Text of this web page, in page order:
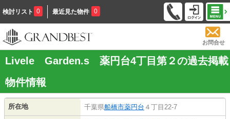
検討リスト 0 最近見た物件 0
お問合せ
Livele Garden.s 薬円台4丁目第２の過去掲載
物件情報
所在地 千葉県船橋市薬円台 ４丁目22-7